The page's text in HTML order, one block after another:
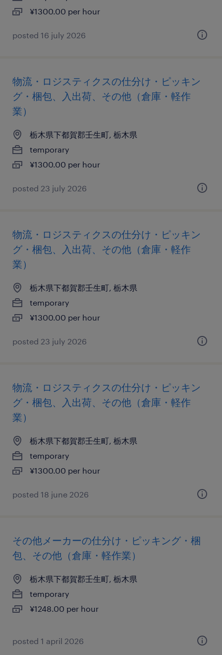
¥1300.00 per hour
posted 16 july 2026
物流・ロジスティクスの仕分け・ピッキン
グ・梱包、入出荷、その他（倉庫・軽作
業）
栃木県下都賀郡壬生町, 栃木県
temporary
¥1300.00 per hour
posted 23 july 2026
物流・ロジスティクスの仕分け・ピッキン
グ・梱包、入出荷、その他（倉庫・軽作
業）
栃木県下都賀郡壬生町, 栃木県
temporary
¥1300.00 per hour
posted 23 july 2026
物流・ロジスティクスの仕分け・ピッキン
グ・梱包、入出荷、その他（倉庫・軽作
業）
栃木県下都賀郡壬生町, 栃木県
temporary
¥1300.00 per hour
posted 18 june 2026
その他メーカーの仕分け・ピッキング・梱
包、その他（倉庫・軽作業）
栃木県下都賀郡壬生町, 栃木県
temporary
¥1248.00 per hour
posted 1 april 2026